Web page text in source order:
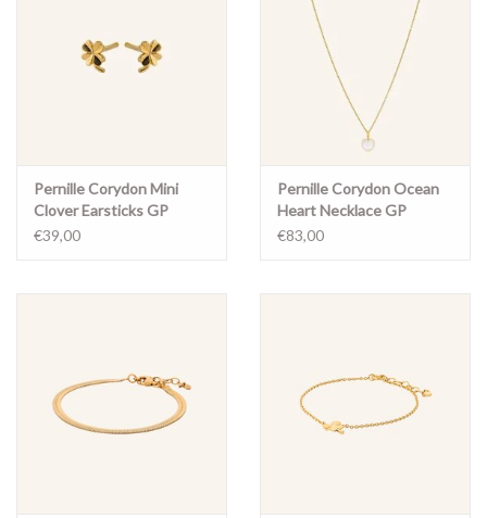
Pernille Corydon Mini
Clover Earsticks GP
€39,00
Pernille Corydon Ocean
Heart Necklace GP
€83,00